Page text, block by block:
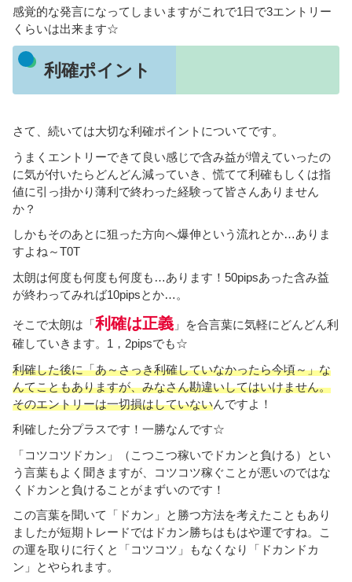
感覚的な発言になってしまいますがこれで1日で3エントリー
くらいは出来ます☆
利確ポイント
さて、続いては大切な利確ポイントについてです。
うまくエントリーできて良い感じで含み益が増えていったの
に気が付いたらどんどん減っていき、慌てて利確もしくは指
値に引っ掛かり薄利で終わった経験って皆さんありません
か？
しかもそのあとに狙った方向へ爆伸という流れとか…ありま
すよね～T0T
太朗は何度も何度も何度も…あります！50pipsあった含み益
が終わってみれば10pipsとか…。
そこで太朗は「利確は正義 」を合言葉に気軽にどんどん利
確していきます。1，2pipsでも☆
利確した後に「あ～さっき利確していなかったら今頃～」な
んてこともありますが、みなさん勘違いしてはいけません。
そのエントリーは一切損はしていないんですよ！
利確した分プラスです！一勝なんです☆
「コツコツドカン」（こつこつ稼いでドカンと負ける）とい
う言葉もよく聞きますが、コツコツ稼ぐことが悪いのではな
くドカンと負けることがまずいのです！
この言葉を聞いて「ドカン」と勝つ方法を考えたこともあり
ましたが短期トレードではドカン勝ちはもはや運ですね。こ
の運を取りに行くと「コツコツ」もなくなり「ドカンドカ
ン」とやられます。